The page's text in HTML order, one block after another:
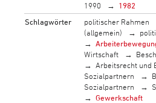
1990
1982
Schlagwörter
politischer Rahmen
(allgemein)
Wirtschaft
Arbeitsrecht und
Sozialpartnern
Sozialpartnern
Gewerkschaft